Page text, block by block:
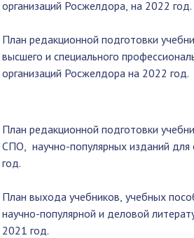
организаций Росжелдора, на 2022 год.
План редакционной подготовки
высшего и специального
организаций Росжелдора на 2022 год.
План редакционной подготовки
СПО, научно-популярных изданий для
год.
План выхода учебников, учебных
научно-популярной и деловой
2021 год.